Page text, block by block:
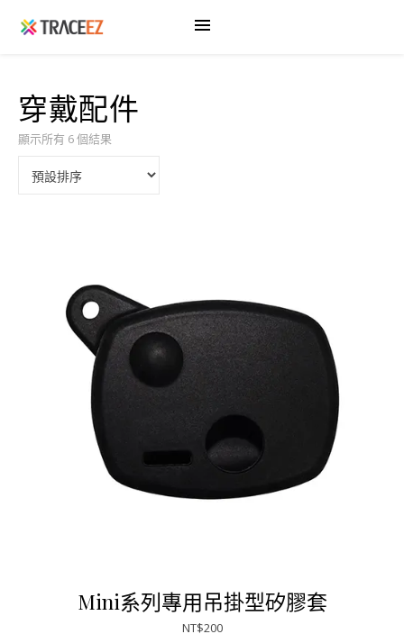
穿戴配件
顯示所有 6 個結果
Mini系列專用吊掛型矽膠套
NT$200